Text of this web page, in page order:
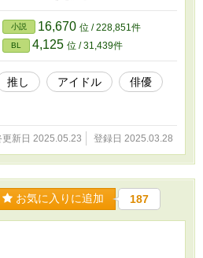
覚えていない。 本音を言うなら、弟の
台に立ってみたいと思うこともあ
そんなのは無理に決まっている。 だ
な自宅という城の中で、僕は今の生
ョイするんだ。高望みは一切しな
に、弟がある日突然変なことを言い出
のに、弟は僕の弱みに付け込んでき
推しは俳優の、葛城 結斗（かつらぎ ゆ
だ。 その結斗くんのスペシャルグッ
、というエサを目の前にちらつかせ
悔しいけど、僕は推しのサインにつら
に振ってしまった。 え？葛城くんが
？ どうしよう、人生最大のピンチ
す。 全年齢向けの作品となっていま
小説 16,670 位 / 228,851件
BL 4,125 位 / 31,439件
推し アイドル
俳優
更新日 2025.05.23 登録日 2025.03.28
お気に入りに追加 187